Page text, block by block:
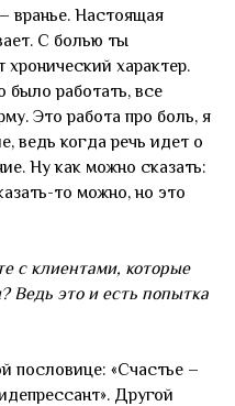
вранье. Настоящая
С болью ты
характер.
было работать, все
Это работа про боль, я
ведь когда речь идет о
Ну как можно сказать:
то можно, но это
с клиентами, которые
Ведь это и есть попытка
пословице: «Счастье –
Другой